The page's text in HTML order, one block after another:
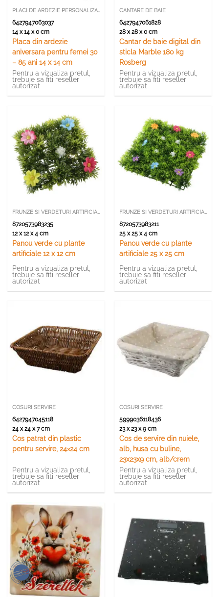
PLACI DE ARDEZIE PERSONALIZATE
6427947063037
14 x 14 x 0 cm
Placa din ardezie
aniversara pentru femei 30
– 85 ani 14 x 14 cm
Pentru a vizualiza pretul,
trebuie sa fiti reseller
autorizat
CANTARE DE BAIE
6427947061828
28 x 28 x 0 cm
Cantar de baie digital din
sticla Marble 180 kg
Rosberg
Pentru a vizualiza pretul,
trebuie sa fiti reseller
autorizat
FRUNZE SI VERDETURI ARTIFICIALE
8720573983235
12 x 12 x 4 cm
Panou verde cu plante
artificiale 12 x 12 cm
Pentru a vizualiza pretul,
trebuie sa fiti reseller
autorizat
FRUNZE SI VERDETURI ARTIFICIALE
8720573983211
25 x 25 x 4 cm
Panou verde cu plante
artificiale 25 x 25 cm
Pentru a vizualiza pretul,
trebuie sa fiti reseller
autorizat
COSURI SERVIRE
6427947045118
24 x 24 x 7 cm
Cos patrat din plastic
pentru servire, 24×24 cm
Pentru a vizualiza pretul,
trebuie sa fiti reseller
autorizat
COSURI SERVIRE
5999036118436
23 x 23 x 9 cm
Cos de servire din nuiele,
alb, husa cu buline,
23x23x9 cm, alb/crem
Pentru a vizualiza pretul,
trebuie sa fiti reseller
autorizat